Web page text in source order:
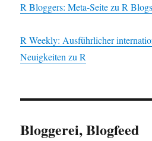
R Bloggers: Meta-Seite zu R Blogs
R Weekly: Ausführlicher
Neuigkeiten zu R
Bloggerei, Blogfeed